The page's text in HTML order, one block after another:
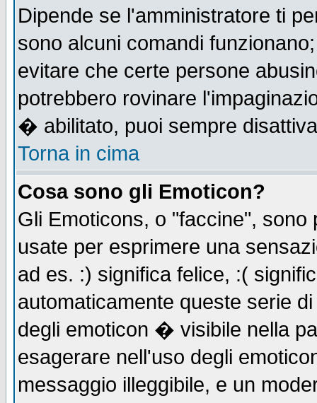
Dipende se l'amministratore ti
sono alcuni comandi
evitare che certe persone
potrebbero rovinare
� abilitato, puoi sempre
Torna in cima
Cosa sono gli Emoticon?
Gli Emoticons, o "faccine",
usate per esprimere una
ad es. :) significa felice, :(
automaticamente queste serie
degli emoticon � visibile nella
esagerare nell'uso degli
messaggio illeggibile, e un